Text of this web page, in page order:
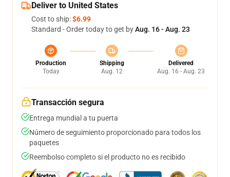
Deliver to United States
Cost to ship:$6.99
Standard - Order today to get byAug. 16 - Aug. 23
Production
Today
Shipping
Aug. 12
Delivered
Aug. 16 - Aug. 23
Transacción segura
Entrega mundial a tu puerta
Número de seguimiento proporcionado para todos los
paquetes
Reembolso completo si el producto no es recibido